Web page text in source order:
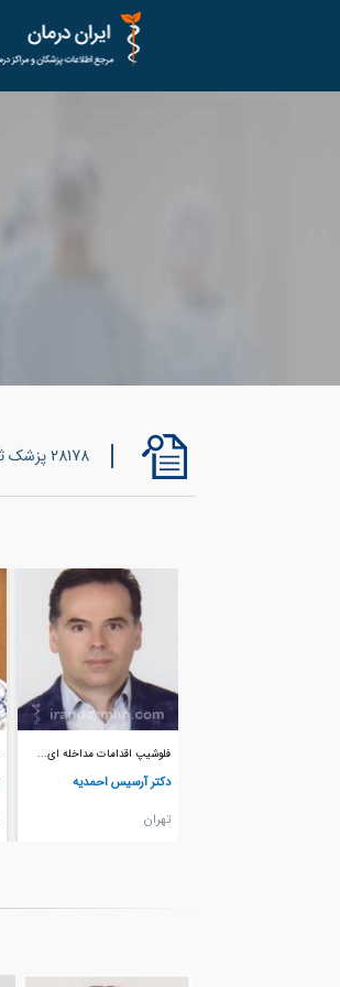
28178 پزشک ثبت شده
فلوشیپ اقدامات مداخله ای...
دکتر آرسیس احمدیه
تهران